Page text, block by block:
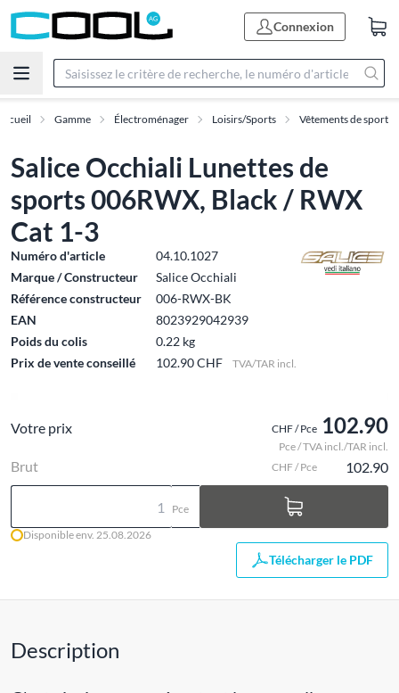
Connexion
Gamme Électroménager Loisirs/Sports Vêtements de sport
Salice Occhiali Lunettes de
sports 006RWX, Black / RWX
Cat 1-3
Numéro d'article
04.10.1027
Marque / Constructeur
Salice Occhiali
Référence constructeur
006-RWX-BK
EAN
8023929042939
Poids du colis
0.22 kg
Prix de vente conseillé
102.90 CHF TVA/TAR incl.
Votre prix CHF / Pce 102.90
Pce / TVA incl./TAR incl.
Brut CHF / Pce 102.90
Pce
Disponible env. 25.08.2026
Télécharger le PDF
Description